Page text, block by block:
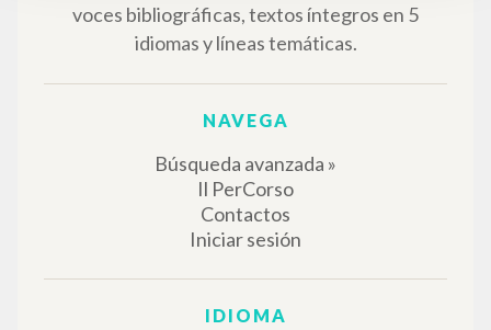
voces bibliográficas, textos íntegros en 5
idiomas y líneas temáticas.
NAVEGA
Búsqueda avanzada »
Il PerCorso
Contactos
Iniciar sesión
IDIOMA